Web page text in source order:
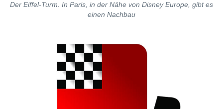
Der Eiffel-Turm. In Paris, in der Nähe von Disney Europe, gibt es
einen Nachbau